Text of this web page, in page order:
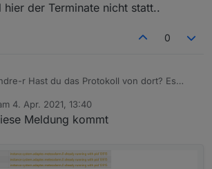
hier der Terminate nicht statt..
0
r Hast du das Protokoll von dort? Es
neuen Start. Event. fand hier der Terminate
statt..
4. Apr. 2021, 13:40
von
Meldung kommt